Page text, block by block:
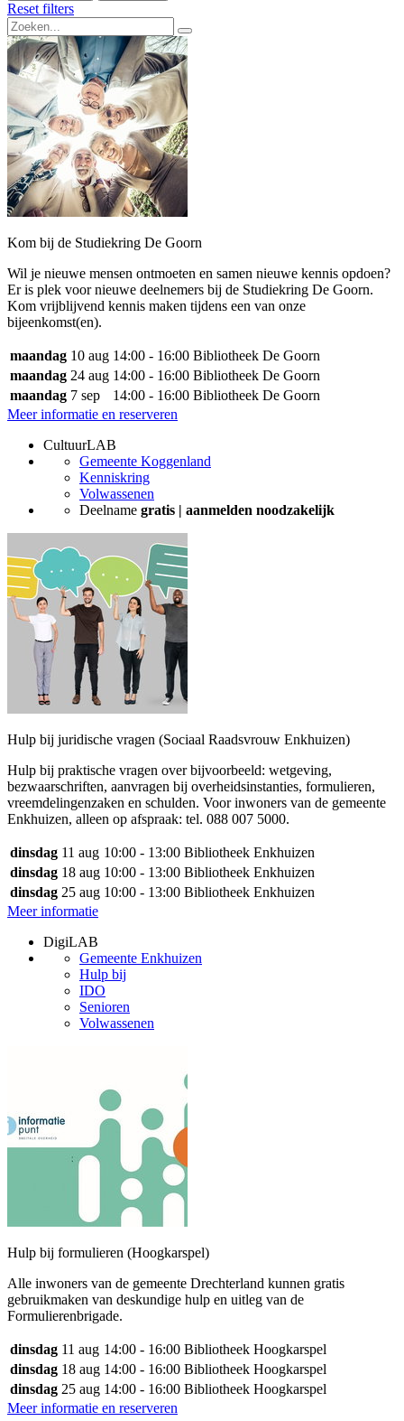
Reset filters
Kom bij de Studiekring De Goorn
Wil je nieuwe mensen ontmoeten en samen nieuwe kennis opdoen?
Er is plek voor nieuwe deelnemers bij de Studiekring De Goorn.
Kom vrijblijvend kennis maken tijdens een van onze
bijeenkomst(en).
maandag 10 aug 14:00 - 16:00 Bibliotheek De Goorn
maandag 24 aug 14:00 - 16:00 Bibliotheek De Goorn
maandag 7 sep 14:00 - 16:00 Bibliotheek De Goorn
Meer informatie en reserveren
CultuurLAB
Gemeente Koggenland
Kenniskring
Volwassenen
Deelname gratis | aanmelden noodzakelijk
Hulp bij juridische vragen (Sociaal Raadsvrouw Enkhuizen)
Hulp bij praktische vragen over bijvoorbeeld: wetgeving,
bezwaarschriften, aanvragen bij overheidsinstanties, formulieren,
vreemdelingenzaken en schulden. Voor inwoners van de gemeente
Enkhuizen, alleen op afspraak: tel. 088 007 5000.
dinsdag 11 aug 10:00 - 13:00 Bibliotheek Enkhuizen
dinsdag 18 aug 10:00 - 13:00 Bibliotheek Enkhuizen
dinsdag 25 aug 10:00 - 13:00 Bibliotheek Enkhuizen
Meer informatie
DigiLAB
Gemeente Enkhuizen
Hulp bij
IDO
Senioren
Volwassenen
Hulp bij formulieren (Hoogkarspel)
Alle inwoners van de gemeente Drechterland kunnen gratis
gebruikmaken van deskundige hulp en uitleg van de
Formulierenbrigade.
dinsdag 11 aug 14:00 - 16:00 Bibliotheek Hoogkarspel
dinsdag 18 aug 14:00 - 16:00 Bibliotheek Hoogkarspel
dinsdag 25 aug 14:00 - 16:00 Bibliotheek Hoogkarspel
Meer informatie en reserveren